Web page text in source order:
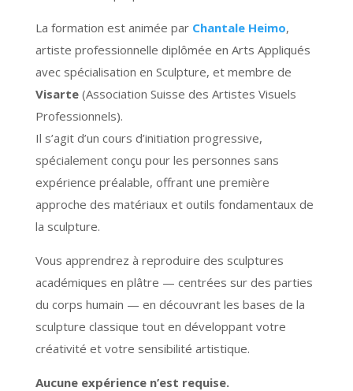
La formation est animée par Chantale Heimo,
artiste professionnelle diplômée en Arts Appliqués
avec spécialisation en Sculpture, et membre de
Visarte(Association Suisse des Artistes Visuels
Professionnels).
Il s’agit d’un cours d’initiation progressive,
spécialement conçu pour les personnes sans
expérience préalable, offrant une première
approche des matériaux et outils fondamentaux de
la sculpture.
Vous apprendrez à reproduire des sculptures
académiques en plâtre — centrées sur des parties
du corps humain — en découvrant les bases de la
sculpture classique tout en développant votre
créativité et votre sensibilité artistique.
Aucune expérience n’est requise.